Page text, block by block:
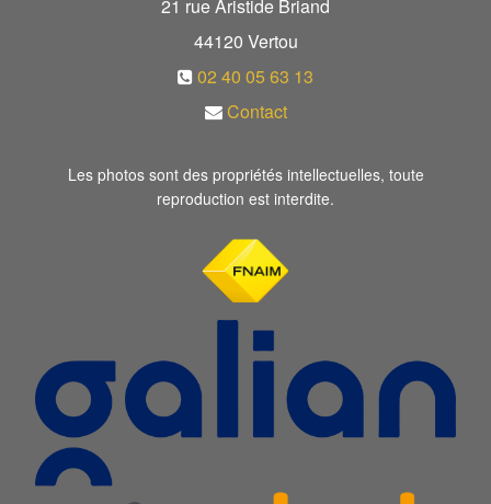
21 rue Aristide Briand
44120 Vertou
02 40 05 63 13
Contact
Les photos sont des propriétés intellectuelles, toute
reproduction est interdite.